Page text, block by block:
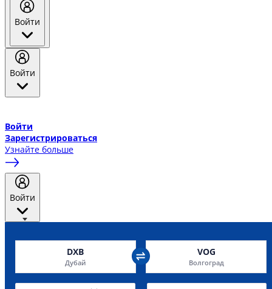
Войти
Войти
Войти
Зарегистрироваться
Узнайте больше
Войти
DXB
Дубай
VOG
Волгоград